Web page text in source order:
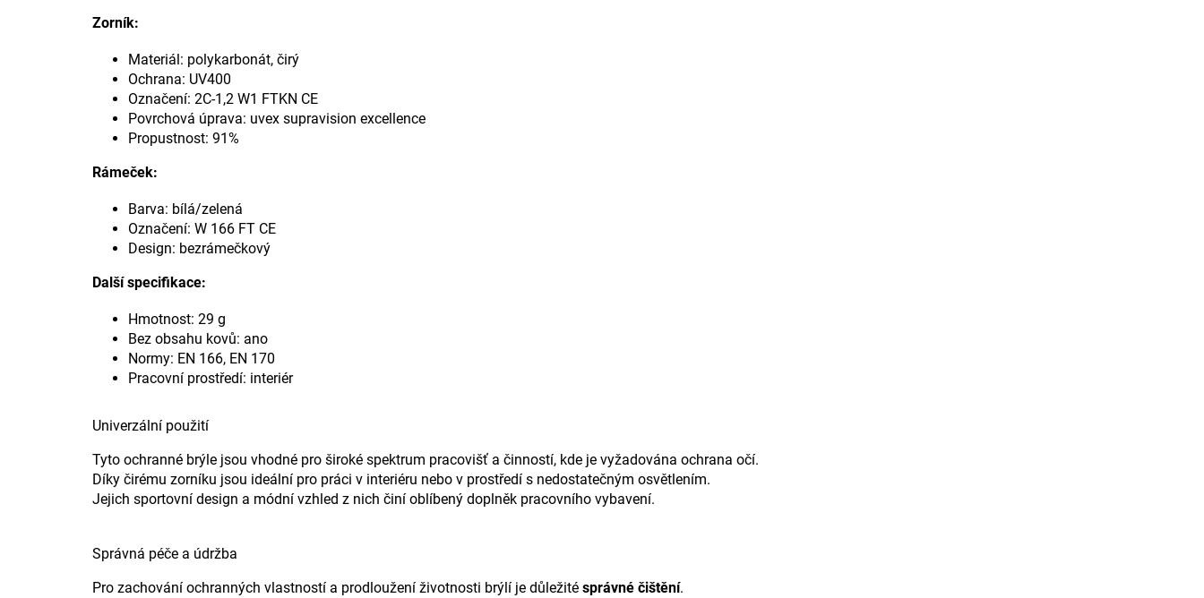
Zorník:
Materiál: polykarbonát, čirý
Ochrana: UV400
Označení: 2C-1,2 W1 FTKN CE
Povrchová úprava: uvex supravision excellence
Propustnost: 91%
Rámeček:
Barva: bílá/zelená
Označení: W 166 FT CE
Design: bezrámečkový
Další specifikace:
Hmotnost: 29 g
Bez obsahu kovů: ano
Normy: EN 166, EN 170
Pracovní prostředí: interiér
Univerzální použití
Tyto ochranné brýle jsou vhodné pro široké spektrum pracovišť a činností, kde je vyžadována ochrana očí.
Díky čirému zorníku jsou ideální pro práci v interiéru nebo v prostředí s nedostatečným osvětlením.
Jejich sportovní design a módní vzhled z nich činí oblíbený doplněk pracovního vybavení.
Správná péče a údržba
Pro zachování ochranných vlastností a prodloužení životnosti brýlí je důležité správné čištění.